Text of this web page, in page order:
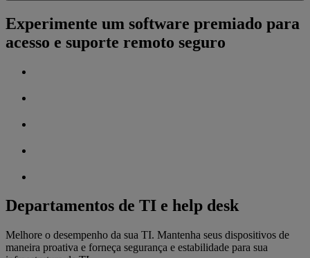
Experimente um software premiado para
acesso e suporte remoto seguro
Departamentos de TI e help desk
Melhore o desempenho da sua TI. Mantenha seus dispositivos de
maneira proativa e forneça segurança e estabilidade para sua